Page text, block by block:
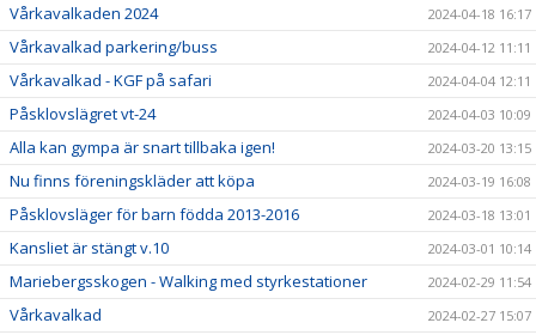
Vårkavalkaden 2024 2024-04-18 16:17
Vårkavalkad parkering/buss 2024-04-12 11:11
Vårkavalkad - KGF på safari 2024-04-04 12:11
Påsklovslägret vt-24 2024-04-03 10:09
Alla kan gympa är snart tillbaka igen! 2024-03-20 13:15
Nu finns föreningskläder att köpa 2024-03-19 16:08
Påsklovsläger för barn födda 2013-2016 2024-03-18 13:01
Kansliet är stängt v.10 2024-03-01 10:14
Mariebergsskogen - Walking med styrkestationer 2024-02-29 11:54
Vårkavalkad 2024-02-27 15:07